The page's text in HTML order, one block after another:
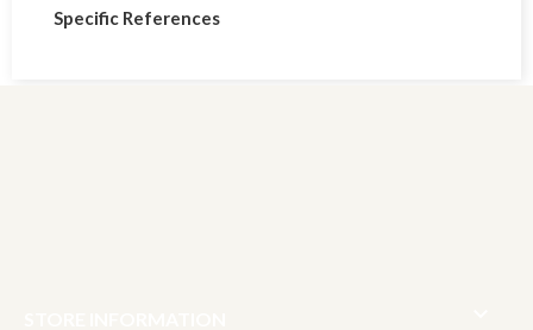
Specific References